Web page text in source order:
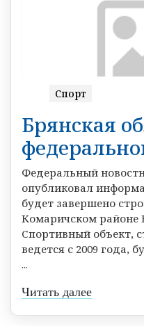
Спорт
Брянская
Федеральный
опубликовал
будет завершено
Комаричском районе
Спортивный объект,
ведется с 2009 года,
...
Читать далее